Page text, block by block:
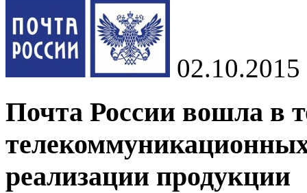
02.10.2015
Почта России вошла в
реализации продукции